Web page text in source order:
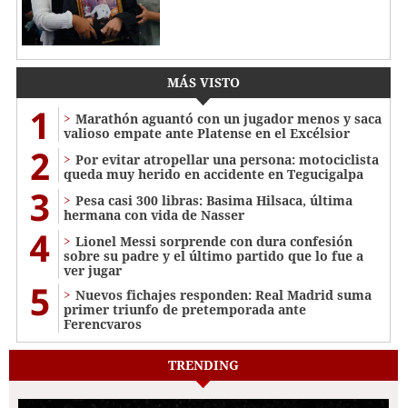
MÁS VISTO
1
Marathón aguantó con un jugador menos y saca
valioso empate ante Platense en el Excélsior
2
Por evitar atropellar una persona: motociclista
queda muy herido en accidente en Tegucigalpa
3
Pesa casi 300 libras: Basima Hilsaca, última
hermana con vida de Nasser
4
Lionel Messi sorprende con dura confesión
sobre su padre y el último partido que lo fue a
ver jugar
5
Nuevos fichajes responden: Real Madrid suma
primer triunfo de pretemporada ante
Ferencvaros
TRENDING